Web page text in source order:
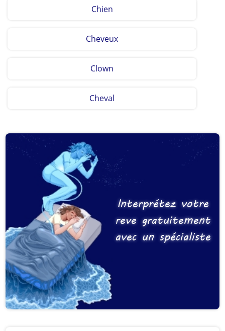
Chien
Cheveux
Clown
Cheval
Interprétez votre
reve gratuitement
avec un spécialiste